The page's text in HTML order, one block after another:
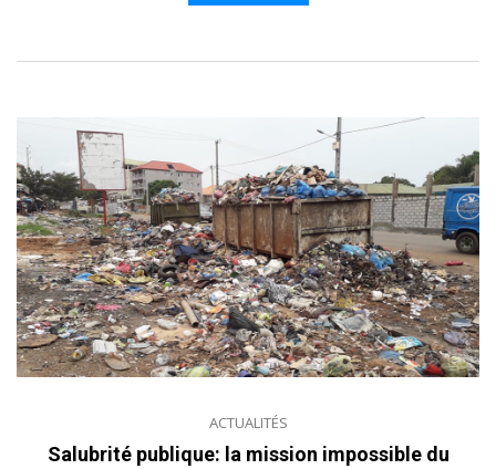
ACTUALITÉS
Salubrité publique: la mission impossible du